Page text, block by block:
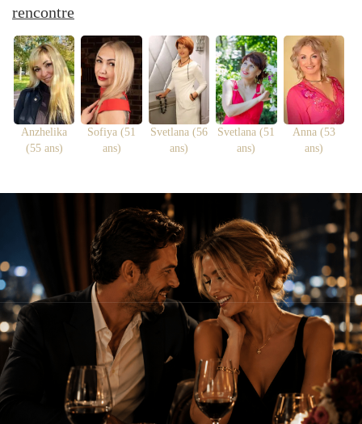
rencontre
Anzhelika
(55 ans)
Sofiya (51
ans)
Svetlana (56
ans)
Svetlana (51
ans)
Anna (53
ans)